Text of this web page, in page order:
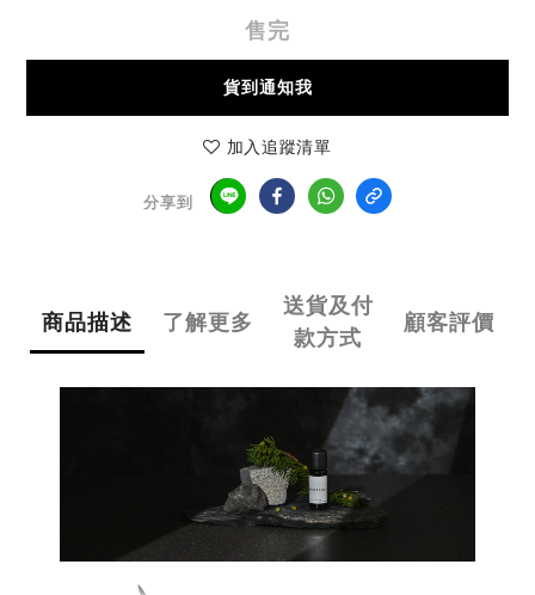
售完
貨到通知我
加入追蹤清單
分享到
商品描述 了解更多
送貨及付
款方式
顧客評價